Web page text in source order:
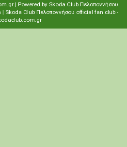
| Powered by Skoda Club Πελοποννήσου
| Skoda Club Πελοποννήσου οfficial fan club -